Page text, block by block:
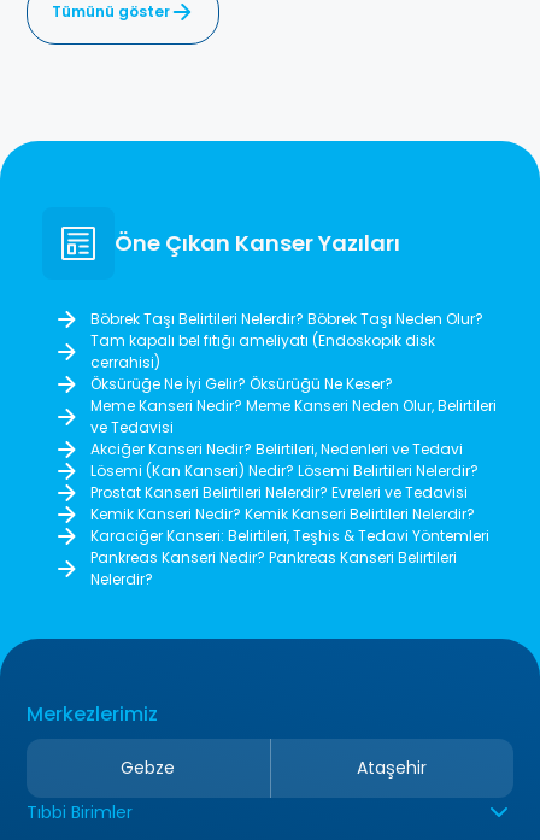
Tümünü göster
Öne Çıkan Kanser Yazıları
Böbrek Taşı Belirtileri Nelerdir? Böbrek Taşı Neden Olur?
Tam kapalı bel fıtığı ameliyatı (Endoskopik disk
cerrahisi)
Öksürüğe Ne İyi Gelir? Öksürüğü Ne Keser?
Meme Kanseri Nedir? Meme Kanseri Neden Olur, Belirtileri
ve Tedavisi
Akciğer Kanseri Nedir? Belirtileri, Nedenleri ve Tedavi
Lösemi (Kan Kanseri) Nedir? Lösemi Belirtileri Nelerdir?
Prostat Kanseri Belirtileri Nelerdir? Evreleri ve Tedavisi
Kemik Kanseri Nedir? Kemik Kanseri Belirtileri Nelerdir?
Karaciğer Kanseri: Belirtileri, Teşhis & Tedavi Yöntemleri
Pankreas Kanseri Nedir? Pankreas Kanseri Belirtileri
Nelerdir?
Merkezlerimiz
Gebze
Ataşehir
Tıbbi Birimler